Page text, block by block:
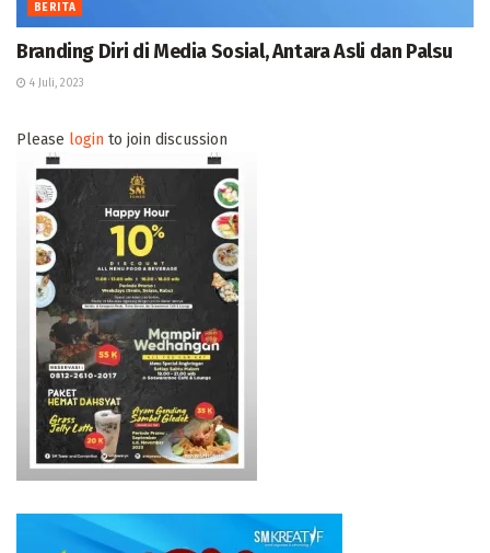
BERITA
Branding Diri di Media Sosial, Antara Asli dan Palsu
4 Juli, 2023
Please login to join discussion